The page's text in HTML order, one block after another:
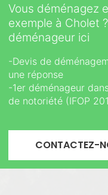
Vous déménagez
exemple à Cholet
déménageur ici
-Devis de
une réponse
-1er déménageur
de notoriété (IFOP
CONTACTEZ-